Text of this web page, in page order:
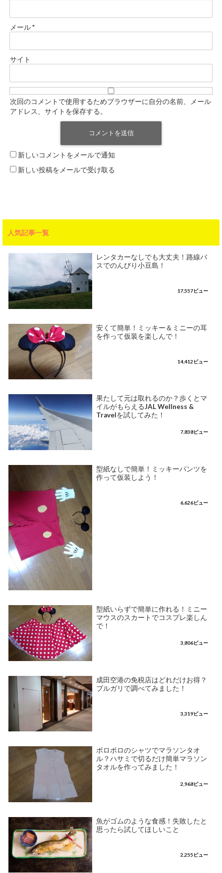
メール*
サイト
次回のコメントで使用するためブラウザーに自分の名前、メール
アドレス、サイトを保存する。
新しいコメントをメールで通知
新しい投稿をメールで受け取る
人気記事一覧
レンタカーなしでも大丈夫！路線バ
スでのんびり小豆島！
17,557ビュー
安くて簡単！ミッキー＆ミニーの耳
を作って仮装を楽しんで！
14,412ビュー
果たして元は取れるのか？歩くとマ
イルがもらえるJAL Wellness &
Travelを試してみた！
7,838ビュー
型紙なしで簡単！ミッキーパンツを
作って仮装しよう！
6,626ビュー
型紙いらずで簡単に作れる！ミニー
マウスのスカートでコスプレ楽しん
で！
3,806ビュー
成田空港の免税店はどれだけお得？
ブルガリで調べてみました！
3,319ビュー
ボロボロのシャツでマラソンタオ
ル？ハサミで切るだけ簡単マラソン
タオルを作ってみました！
2,968ビュー
魚がゴムのような食感！失敗したと
思ったら試してほしいこと
2,255ビュー